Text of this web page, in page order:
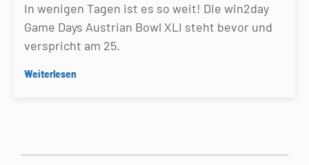
In wenigen Tagen ist es so weit! Die win2day
Game Days Austrian Bowl XLI steht bevor und
verspricht am 25.
Weiterlesen